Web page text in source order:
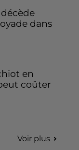
dans
en
coûter
Voir plus